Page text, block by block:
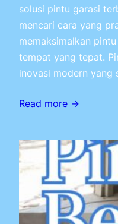
solusi pintu garasi
mencari cara yang
memaksimalkan
tempat yang tepat.
inovasi modern yang
Read more →